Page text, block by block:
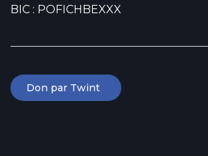
BIC : POFICHBEXXX
Don par Twint